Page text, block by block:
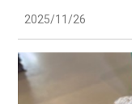
2025/11/26